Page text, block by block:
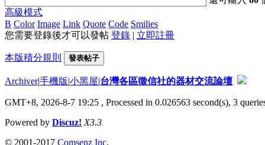
高級模式
B Color Image Link Quote Code Smilies
您需要登錄後才可以發帖 登錄 | 立即註冊
本版積分規則 發表帖子
Archiver|手機版|小黑屋|台灣各區徵信社的器材交流論壇
GMT+8, 2026-8-7 19:25 , Processed in 0.026563 second(s), 3
Powered by Discuz! X3.3
© 2001-2017 Comsenz Inc.